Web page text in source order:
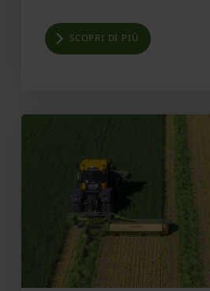
SCOPRI DI PIÙ